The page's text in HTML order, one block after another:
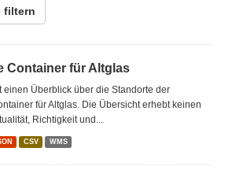
filtern
Container für Altglas
einen Überblick über die Standorte der
für Altglas. Die Übersicht erhebt keinen
Richtigkeit und...
CSV WMS